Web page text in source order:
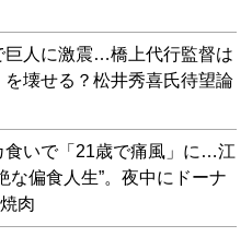
巨人に激震…橋上代行監督は
を壊せる？松井秀喜氏待望論
食いで「21歳で痛風」に…江
な偏食人生”。夜中にドーナ
肉